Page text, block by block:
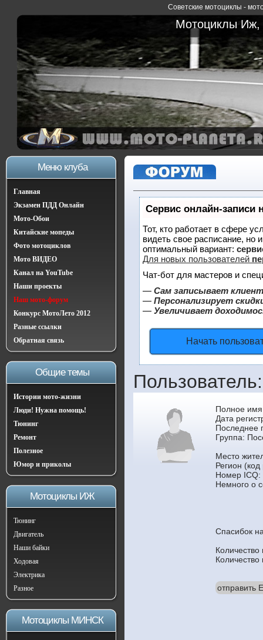
Советские мотоциклы -
Мотоциклы Иж,
Меню клуба
Главная
Экзамен ПДД Онлайн
Мото-Обои
Китайские мопеды
Фото мотоциклов
Мото ВИДЕО
Канал на YouTube
Наши проекты
Наш мото-форум
Конкурс МотоЛето 2012
Разные ссылки
Обратная связь
Общие темы
Истории мото-жизни
Люди! Нужна помощь!
Тюнинг
Ремонт
Полезное
Юмор и приколы
Мотоциклы ИЖ
Тюнинг
Двигатель
Наши байки
Ходовая
Электрика
Разное
Мотоциклы МИНСК
Сервис онлайн-записи
Тот, кто работает в сфере
видеть свое расписание,
оптимальный вариант:
Для новых пользователей
Чат-бот для мастеров и
— Сам записывает
— Персонализирует
— Увеличивает
Начать
Полное
Дата
Последнее
Группа:
Место
Регион (код
Номер ICQ:
Немного о
Спасибок
отправить